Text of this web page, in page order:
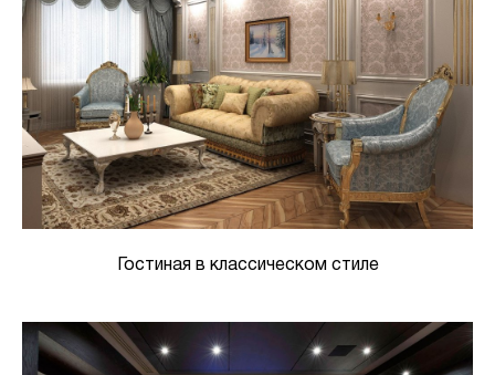
Гостиная в классическом стиле